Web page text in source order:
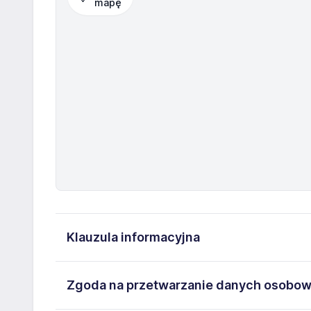
mapę
Klauzula informacyjna
Jedności 10. Moje dane osobowe przetwarzane są
Zgoda na przetwarzanie danych